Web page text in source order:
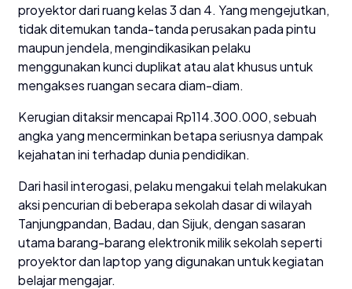
proyektor dari ruang kelas 3 dan 4. Yang mengejutkan,
tidak ditemukan tanda-tanda perusakan pada pintu
maupun jendela, mengindikasikan pelaku
menggunakan kunci duplikat atau alat khusus untuk
mengakses ruangan secara diam-diam.
Kerugian ditaksir mencapai Rp114.300.000, sebuah
angka yang mencerminkan betapa seriusnya dampak
kejahatan ini terhadap dunia pendidikan.
Dari hasil interogasi, pelaku mengakui telah melakukan
aksi pencurian di beberapa sekolah dasar di wilayah
Tanjungpandan, Badau, dan Sijuk, dengan sasaran
utama barang-barang elektronik milik sekolah seperti
proyektor dan laptop yang digunakan untuk kegiatan
belajar mengajar.